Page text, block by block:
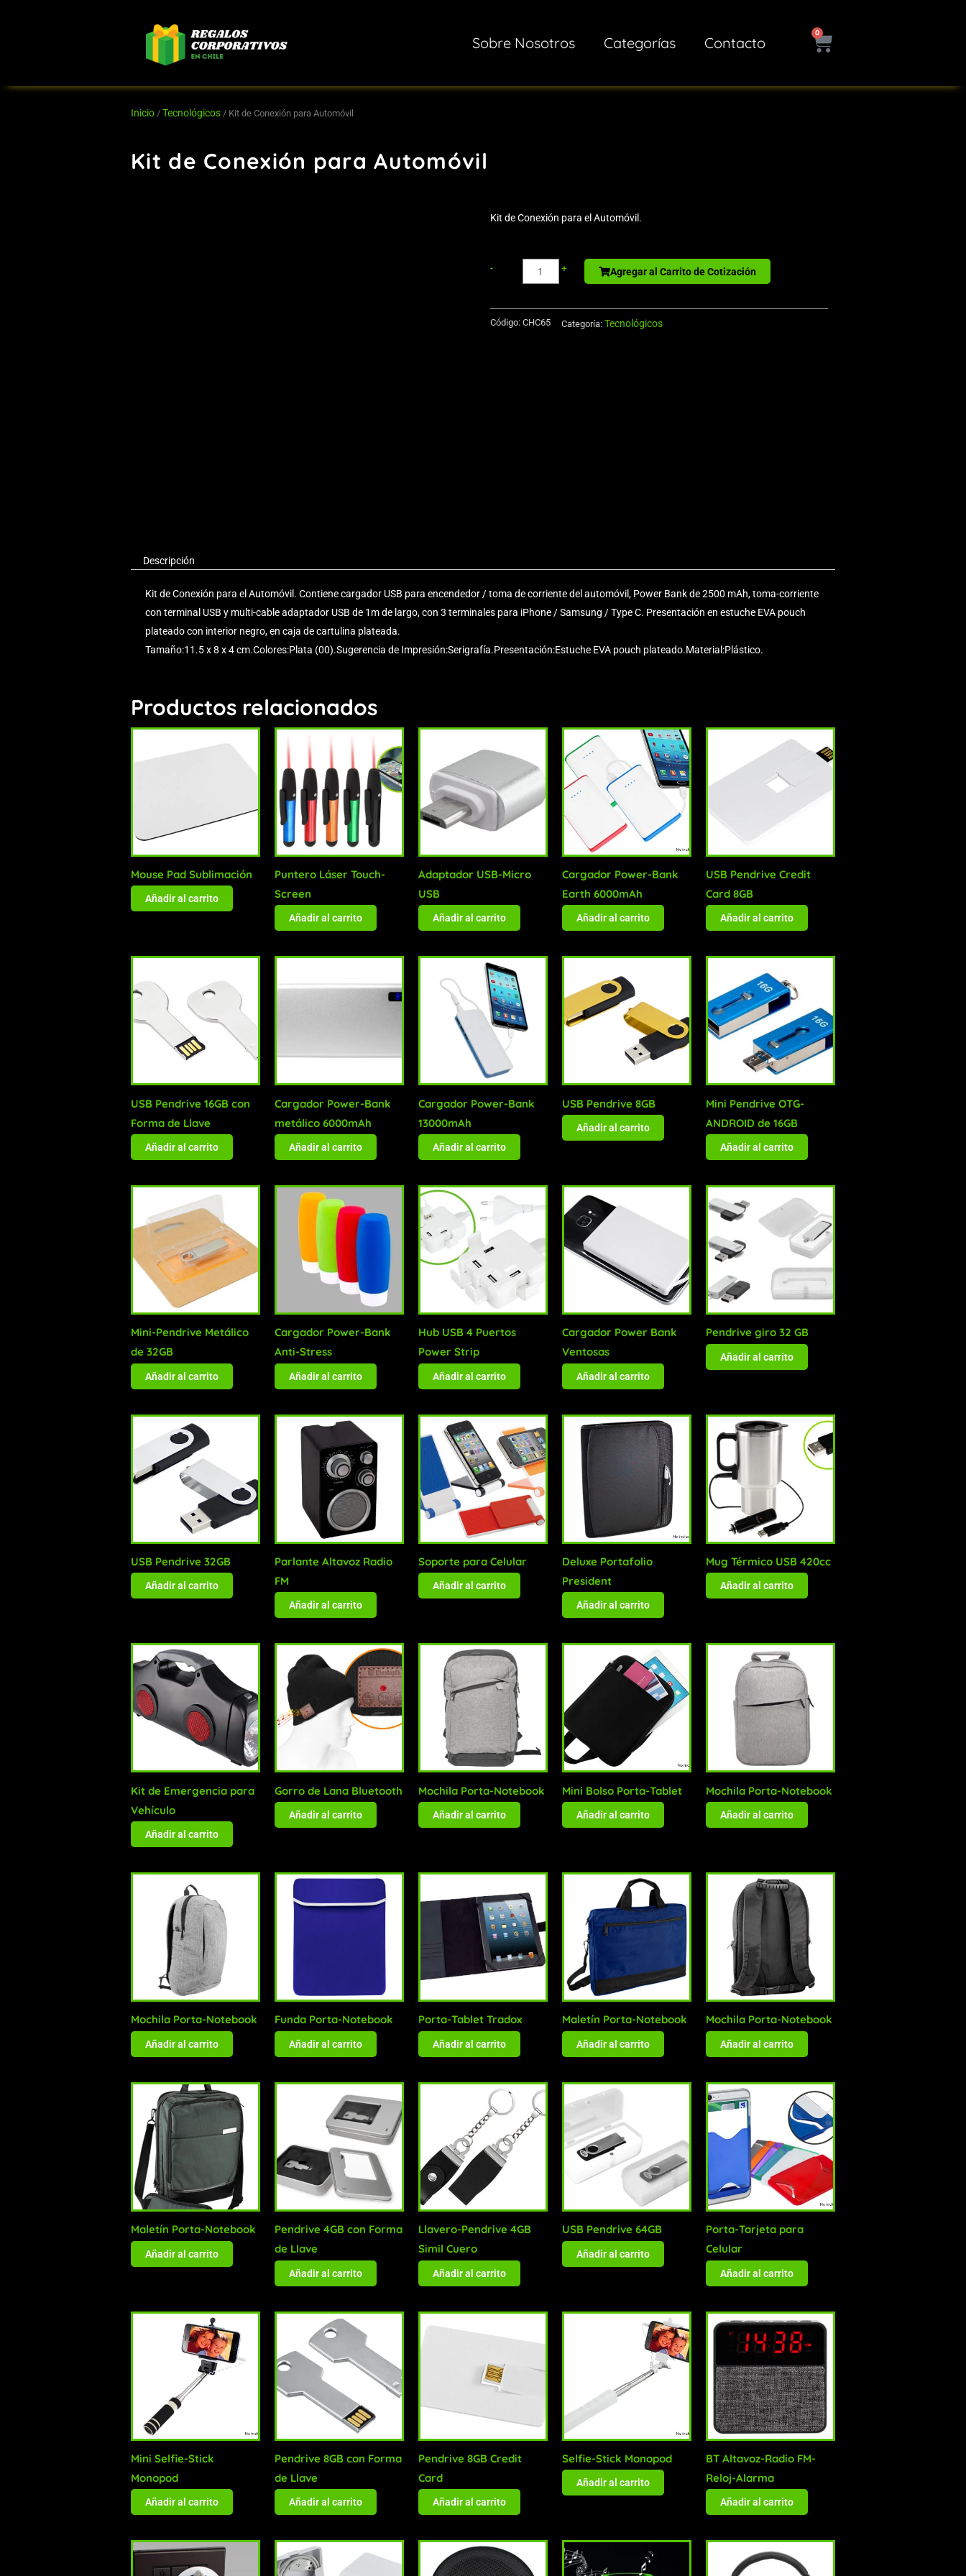
Sobre Nosotros Categorías Contacto
0
Cart
Inicio / Tecnológicos / Kit de Conexión para Automóvil
Kit de Conexión para Automóvil
Kit de Conexión para el Automóvil.
-
de
+ Agregar al Carrito de Cotización
Código: CHC65 Categoría: Tecnológicos
Descripción
Kit de Conexión para el Automóvil. Contiene cargador USB para encendedor / toma de corriente del automóvil, Power Bank de 2500 mAh, toma-corriente
con terminal USB y multi-cable adaptador USB de 1m de largo, con 3 terminales para iPhone / Samsung / Type C. Presentación en estuche EVA pouch
plateado con interior negro, en caja de cartulina plateada.
Tamaño:11.5 x 8 x 4 cm.Colores:Plata (00).Sugerencia de Impresión:Serigrafía.Presentación:Estuche EVA pouch plateado.Material:Plástico.
Productos relacionados
Mouse Pad Sublimación
Añadir al carrito
Puntero Láser Touch-
Screen
Añadir al carrito
Adaptador USB-Micro
USB
Añadir al carrito
Cargador Power-Bank
Earth 6000mAh
Añadir al carrito
USB Pendrive Credit
Card 8GB
Añadir al carrito
USB Pendrive 16GB con
Forma de Llave
Añadir al carrito
Cargador Power-Bank
metálico 6000mAh
Añadir al carrito
Cargador Power-Bank
13000mAh
Añadir al carrito
USB Pendrive 8GB
Añadir al carrito
Mini Pendrive OTG-
ANDROID de 16GB
Añadir al carrito
Mini-Pendrive Metálico
de 32GB
Añadir al carrito
Cargador Power-Bank
Anti-Stress
Añadir al carrito
Hub USB 4 Puertos
Power Strip
Añadir al carrito
Cargador Power Bank
Ventosas
Añadir al carrito
Pendrive giro 32 GB
Añadir al carrito
USB Pendrive 32GB
Añadir al carrito
Parlante Altavoz Radio
FM
Añadir al carrito
Soporte para Celular
Añadir al carrito
Deluxe Portafolio
President
Añadir al carrito
Mug Térmico USB 420cc
Añadir al carrito
Kit de Emergencia para
Vehículo
Añadir al carrito
Gorro de Lana Bluetooth
Añadir al carrito
Mochila Porta-Notebook
Añadir al carrito
Mini Bolso Porta-Tablet
Añadir al carrito
Mochila Porta-Notebook
Añadir al carrito
Mochila Porta-Notebook
Añadir al carrito
Funda Porta-Notebook
Añadir al carrito
Porta-Tablet Tradox
Añadir al carrito
Maletín Porta-Notebook
Añadir al carrito
Mochila Porta-Notebook
Añadir al carrito
Maletín Porta-Notebook
Añadir al carrito
Pendrive 4GB con Forma
de Llave
Añadir al carrito
Llavero-Pendrive 4GB
Simil Cuero
Añadir al carrito
USB Pendrive 64GB
Añadir al carrito
Porta-Tarjeta para
Celular
Añadir al carrito
Mini Selfie-Stick
Monopod
Añadir al carrito
Pendrive 8GB con Forma
de Llave
Añadir al carrito
Pendrive 8GB Credit
Card
Añadir al carrito
Selfie-Stick Monopod
Añadir al carrito
BT Altavoz-Radio FM-
Reloj-Alarma
Añadir al carrito